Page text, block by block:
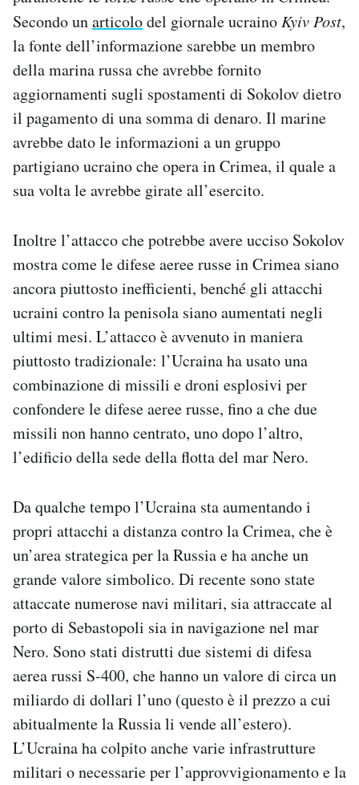
Secondo unarticolodel giornale ucrainoKyiv Post,
la fonte dell’informazione sarebbe un membro
della marina russa che avrebbe fornito
aggiornamenti sugli spostamenti di Sokolov dietro
il pagamento di una somma di denaro. Il marine
avrebbe dato le informazioni a un gruppo
partigiano ucraino che opera in Crimea, il quale a
sua volta le avrebbe girate all’esercito.
Inoltre l’attacco che potrebbe avere ucciso Sokolov
mostra come le difese aeree russe in Crimea siano
ancora piuttosto inefficienti, benché gli attacchi
ucraini contro la penisola siano aumentati negli
ultimi mesi. L’attacco è avvenuto in maniera
piuttosto tradizionale: l’Ucraina ha usato una
combinazione di missili e droni esplosivi per
confondere le difese aeree russe, fino a che due
missili non hanno centrato, uno dopo l’altro,
l’edificio della sede della flotta del mar Nero.
Da qualche tempo l’Ucraina sta aumentando i
propri attacchi a distanza contro la Crimea, che è
un’area strategica per la Russia e ha anche un
grande valore simbolico. Di recente sono state
attaccate numerose navi militari, sia attraccate al
porto di Sebastopoli sia in navigazione nel mar
Nero. Sono stati distrutti due sistemi di difesa
aerea russi S-400, che hanno un valore di circa un
miliardo di dollari l’uno (questo è il prezzo a cui
abitualmente la Russia li vende all’estero).
L’Ucraina ha colpito anche varie infrastrutture
militari o necessarie per l’approvvigionamento e la